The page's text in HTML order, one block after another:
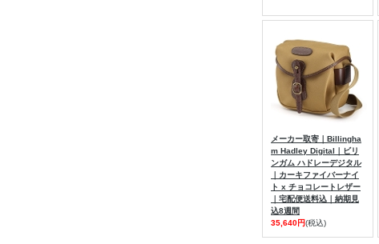
メーカー取寄｜Billingha
m Hadley Digital｜ビリ
ンガム ハドレーデジタル
｜カーキファイバーナイ
ト x チョコレートレザー
｜宅配便送料込｜納期見
込8週間
35,640円(税込)